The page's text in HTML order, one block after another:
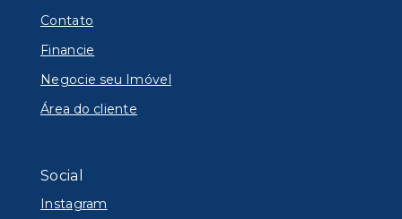
Contato
Financie
Negocie seu Imóvel
Área do cliente
Social
Instagram